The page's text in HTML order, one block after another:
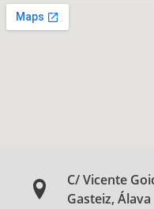
C/ Vicente
Gasteiz, Álava